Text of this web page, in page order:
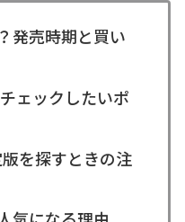
発売時期と買い
ェックしたいポ
を探すときの注